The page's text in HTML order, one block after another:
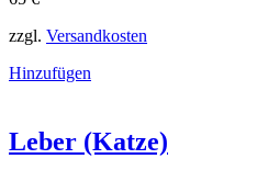
zzgl. Versandkosten
Hinzufügen
Leber (Katze)